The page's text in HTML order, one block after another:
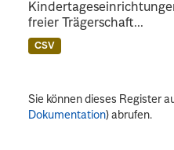
freier Trägerschaft...
CSV
Sie können dieses Register
Dokumentation) abrufen.